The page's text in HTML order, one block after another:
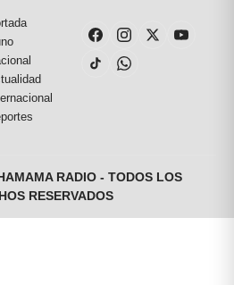
RADIO - TODOS LOS
RESERVADOS